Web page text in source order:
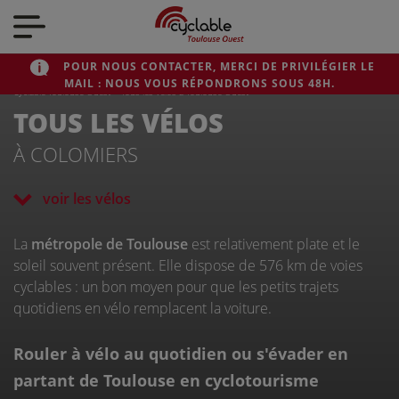
POUR NOUS CONTACTER, MERCI DE PRIVILÉGIER LE
MAIL : NOUS VOUS RÉPONDRONS SOUS 48H.
Nos actualités
Nos vélos
Qui sommes-nous ?
Nous contacter
CYCLABLE
TOUS LES VÉLOS
À COLOMIERS
La métropole de Toulouse est relativement plate et le
soleil souvent présent. Elle dispose de 576 km de voies
cyclables : un bon moyen pour que les petits trajets
quotidiens en vélo remplacent la voiture.
Rouler à vélo au quotidien ou s'évader en
partant de Toulouse en cyclotourisme
voir les vélos
Cyclable Toulouse Ouest>Tous les vélos à Toulouse Ouest